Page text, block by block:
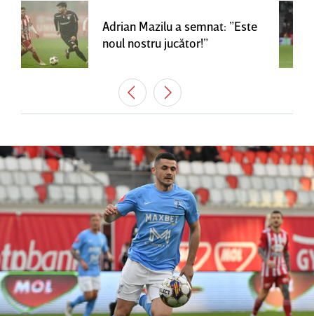
Adrian Mazilu a semnat: ”Este
noul nostru jucător!”